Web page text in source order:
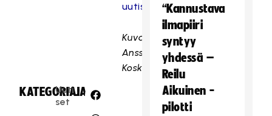
uutiseen
Kuva:
Anssi
Koskinen
KATEGORIA:
Uuti
set
JAA:
“Kannustava
ilmapiiri
syntyy
yhdessä –
Reilu
Aikuinen -
pilotti